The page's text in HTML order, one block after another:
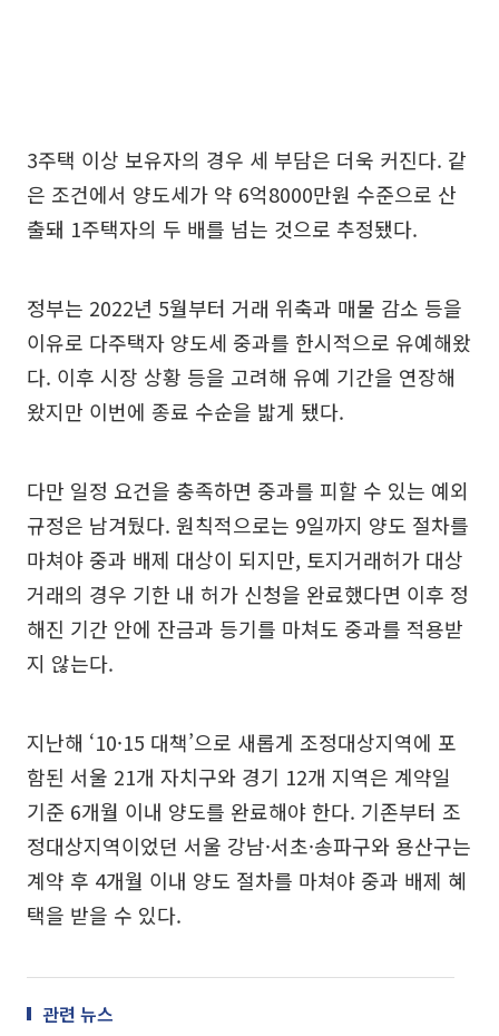
3주택 이상 보유자의 경우 세 부담은 더욱 커진다. 같
은 조건에서 양도세가 약 6억8000만원 수준으로 산
출돼 1주택자의 두 배를 넘는 것으로 추정됐다.
정부는 2022년 5월부터 거래 위축과 매물 감소 등을
이유로 다주택자 양도세 중과를 한시적으로 유예해왔
다. 이후 시장 상황 등을 고려해 유예 기간을 연장해
왔지만 이번에 종료 수순을 밟게 됐다.
다만 일정 요건을 충족하면 중과를 피할 수 있는 예외
규정은 남겨뒀다. 원칙적으로는 9일까지 양도 절차를
마쳐야 중과 배제 대상이 되지만, 토지거래허가 대상
거래의 경우 기한 내 허가 신청을 완료했다면 이후 정
해진 기간 안에 잔금과 등기를 마쳐도 중과를 적용받
지 않는다.
지난해 ‘10·15 대책’으로 새롭게 조정대상지역에 포
함된 서울 21개 자치구와 경기 12개 지역은 계약일
기준 6개월 이내 양도를 완료해야 한다. 기존부터 조
정대상지역이었던 서울 강남·서초·송파구와 용산구는
계약 후 4개월 이내 양도 절차를 마쳐야 중과 배제 혜
택을 받을 수 있다.
관련 뉴스